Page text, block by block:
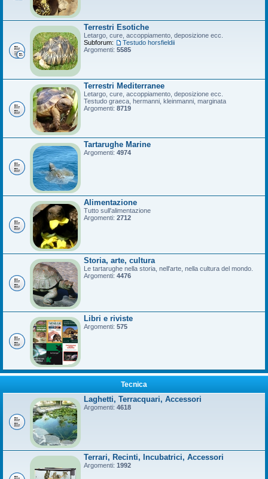
Terrestri Esotiche
Letargo, cure, accoppiamento, deposizione ecc.
Subforum:
Testudo horsfieldii
Argomenti: 5585
Terrestri Mediterranee
Letargo, cure, accoppiamento, deposizione ecc.
Testudo graeca, hermanni, kleinmanni, marginata
Argomenti: 8719
Tartarughe Marine
Argomenti: 4974
Alimentazione
Tutto sull'alimentazione
Argomenti: 2712
Storia, arte, cultura
Le tartarughe nella storia, nell'arte, nella cultura del mondo.
Argomenti: 4476
Libri e riviste
Argomenti: 575
Tecnica
Laghetti, Terracquari, Accessori
Argomenti: 4618
Terrari, Recinti, Incubatrici, Accessori
Argomenti: 1992